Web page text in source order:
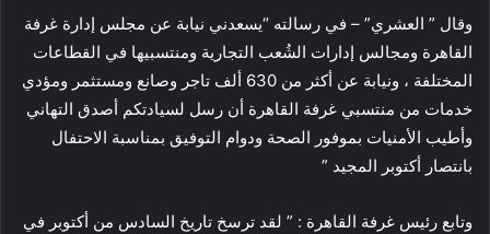
وقال ” العشري” – في رسالته “يسعدني نيابة عن مجلس إدارة غرفة
القاهرة ومجالس إدارات الشُعب التجارية ومنتسبيها في القطاعات
المختلفة ، ونيابة عن أكثر من 630 ألف تاجر وصانع ومستثمر ومؤدي
خدمات من منتسبي غرفة القاهرة أن رسل لسيادتكم أصدق التهاني
وأطيب الأمنيات بموفور الصحة ودوام التوفيق بمناسبة الاحتفال
بانتصار أكتوبر المجيد ”
وتابع رئيس غرفة القاهرة : ” لقد ترسخ تاريخ السادس من أكتوبر في